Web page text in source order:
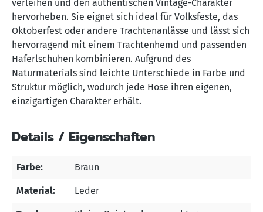
verleihen und den authentischen Vintage-Charakter
hervorheben. Sie eignet sich ideal für Volksfeste, das
Oktoberfest oder andere Trachtenanlässe und lässt sich
hervorragend mit einem Trachtenhemd und passenden
Haferlschuhen kombinieren. Aufgrund des
Naturmaterials sind leichte Unterschiede in Farbe und
Struktur möglich, wodurch jede Hose ihren eigenen,
einzigartigen Charakter erhält.
Details / Eigenschaften
Farbe: Braun
Material: Leder